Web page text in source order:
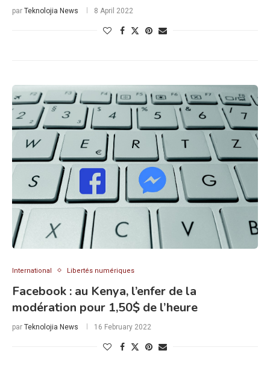
par Teknolojia News 8 April 2022
International Libertés numériques
Facebook : au Kenya, l’enfer de la
modération pour 1,50$ de l’heure
par Teknolojia News 16 February 2022